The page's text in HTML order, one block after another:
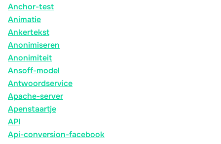
Anchor-test
Animatie
Ankertekst
Anonimiseren
Anonimiteit
Ansoff-model
Antwoordservice
Apache-server
Apenstaartje
API
Api-conversion-facebook